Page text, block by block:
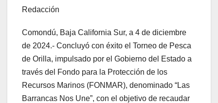
Redacción
Comondú, Baja California Sur, a 4 de diciembre
de 2024.- Concluyó con éxito el Torneo de Pesca
de Orilla, impulsado por el Gobierno del Estado a
través del Fondo para la Protección de los
Recursos Marinos (FONMAR), denominado “Las
Barrancas Nos Une”, con el objetivo de recaudar